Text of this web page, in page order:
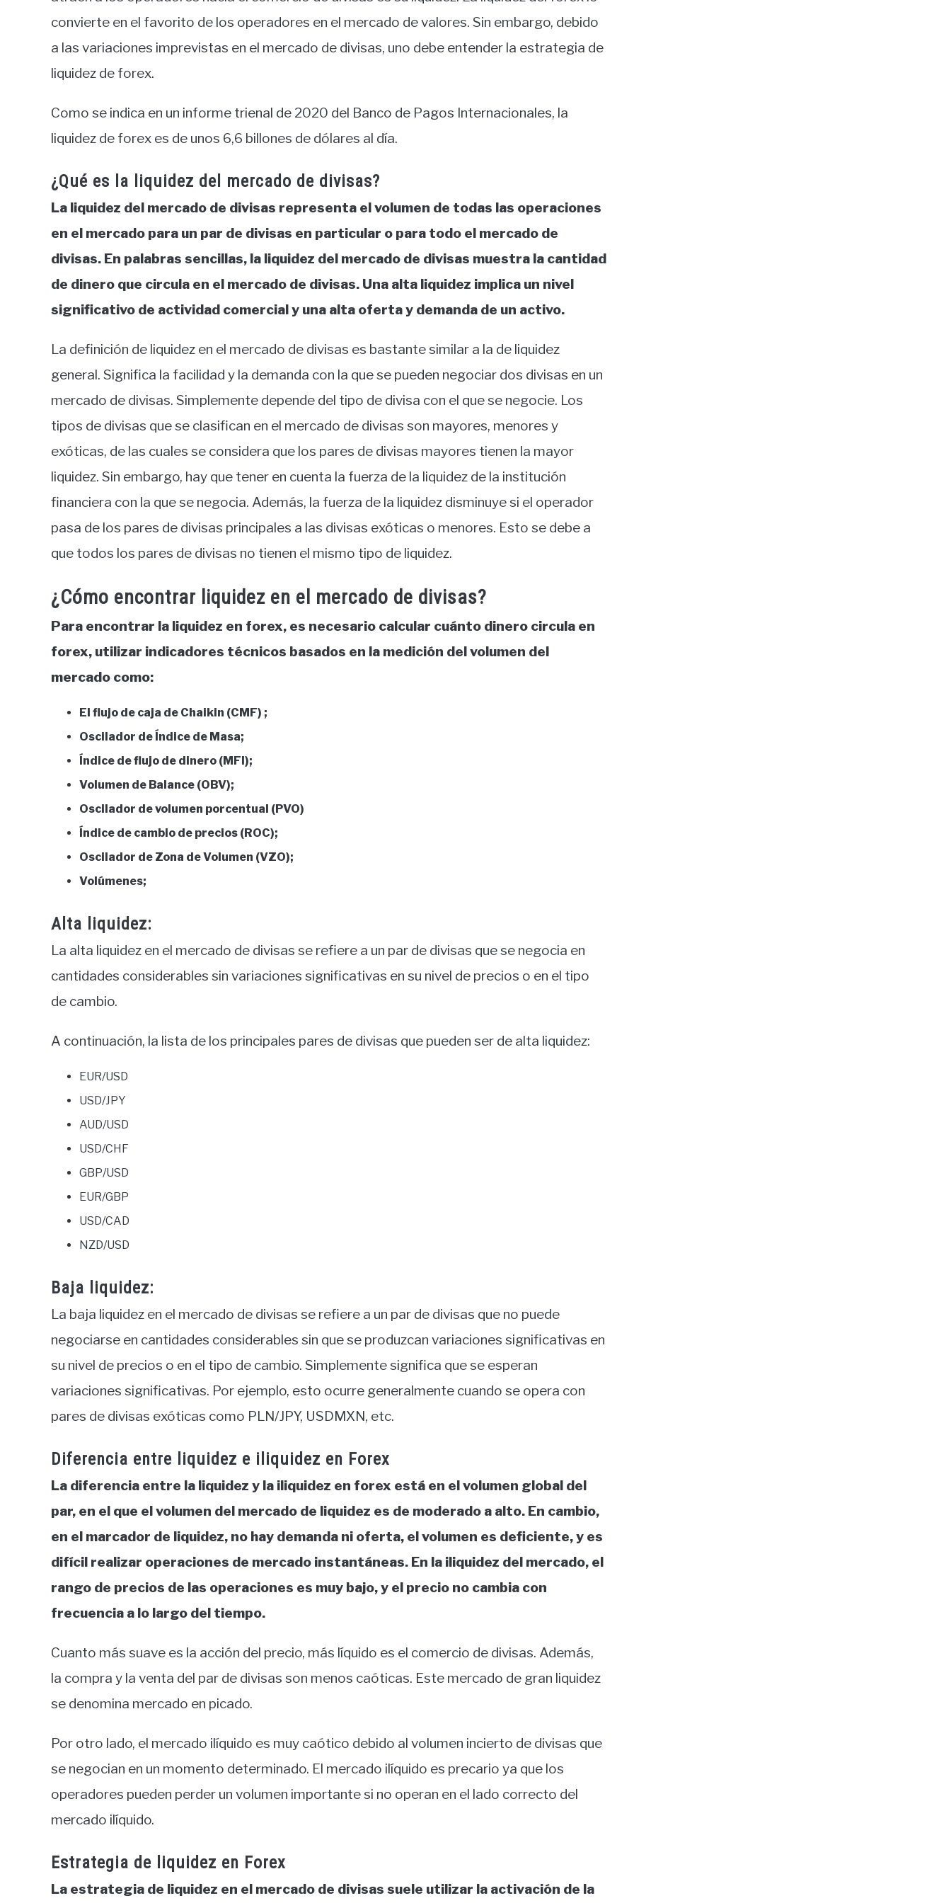
convierte en el favorito de los operadores en el mercado de valores. Sin embargo, debido
a las variaciones imprevistas en el mercado de divisas, uno debe entender la estrategia de
liquidez de forex.
Como se indica en un informe trienal de 2020 del Banco de Pagos Internacionales, la
liquidez de forex es de unos 6,6 billones de dólares al día.
¿Qué es la liquidez del mercado de divisas?
La liquidez del mercado de divisas representa el volumen de todas las operaciones
en el mercado para un par de divisas en particular o para todo el mercado de
divisas. En palabras sencillas, la liquidez del mercado de divisas muestra la cantidad
de dinero que circula en el mercado de divisas. Una alta liquidez implica un nivel
significativo de actividad comercial y una alta oferta y demanda de un activo.
La definición de liquidez en el mercado de divisas es bastante similar a la de liquidez
general. Significa la facilidad y la demanda con la que se pueden negociar dos divisas en un
mercado de divisas. Simplemente depende del tipo de divisa con el que se negocie. Los
tipos de divisas que se clasifican en el mercado de divisas son mayores, menores y
exóticas, de las cuales se considera que los pares de divisas mayores tienen la mayor
liquidez. Sin embargo, hay que tener en cuenta la fuerza de la liquidez de la institución
financiera con la que se negocia. Además, la fuerza de la liquidez disminuye si el operador
pasa de los pares de divisas principales a las divisas exóticas o menores. Esto se debe a
que todos los pares de divisas no tienen el mismo tipo de liquidez.
¿Cómo encontrar liquidez en el mercado de divisas?
Para encontrar la liquidez en forex, es necesario calcular cuánto dinero circula en
forex, utilizar indicadores técnicos basados en la medición del volumen del
mercado como:
El flujo de caja de Chaikin (CMF) ;
Oscilador de Índice de Masa;
Índice de flujo de dinero (MFI);
Volumen de Balance (OBV);
Oscilador de volumen porcentual (PVO)
Índice de cambio de precios (ROC);
Oscilador de Zona de Volumen (VZO);
Volúmenes;
Alta liquidez:
La alta liquidez en el mercado de divisas se refiere a un par de divisas que se negocia en
cantidades considerables sin variaciones significativas en su nivel de precios o en el tipo
de cambio.
A continuación, la lista de los principales pares de divisas que pueden ser de alta liquidez:
EUR/USD
USD/JPY
AUD/USD
USD/CHF
GBP/USD
EUR/GBP
USD/CAD
NZD/USD
Baja liquidez:
La baja liquidez en el mercado de divisas se refiere a un par de divisas que no puede
negociarse en cantidades considerables sin que se produzcan variaciones significativas en
su nivel de precios o en el tipo de cambio. Simplemente significa que se esperan
variaciones significativas. Por ejemplo, esto ocurre generalmente cuando se opera con
pares de divisas exóticas como PLN/JPY, USDMXN, etc.
Diferencia entre liquidez e iliquidez en Forex
La diferencia entre la liquidez y la iliquidez en forex está en el volumen global del
par, en el que el volumen del mercado de liquidez es de moderado a alto. En cambio,
en el marcador de liquidez, no hay demanda ni oferta, el volumen es deficiente, y es
difícil realizar operaciones de mercado instantáneas. En la iliquidez del mercado, el
rango de precios de las operaciones es muy bajo, y el precio no cambia con
frecuencia a lo largo del tiempo.
Cuanto más suave es la acción del precio, más líquido es el comercio de divisas. Además,
la compra y la venta del par de divisas son menos caóticas. Este mercado de gran liquidez
se denomina mercado en picado.
Por otro lado, el mercado ilíquido es muy caótico debido al volumen incierto de divisas que
se negocian en un momento determinado. El mercado ilíquido es precario ya que los
operadores pueden perder un volumen importante si no operan en el lado correcto del
mercado ilíquido.
Estrategia de liquidez en Forex
La estrategia de liquidez en el mercado de divisas suele utilizar la activación de la